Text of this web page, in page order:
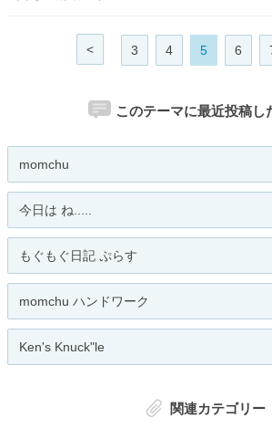
< 3 4 5 6
このテーマに最近投稿し
momchu
今日は ね.....
もぐもぐ日記 ぷらす
momchu ハンドワーク
Ken's Knuck"le
関連カテゴリー